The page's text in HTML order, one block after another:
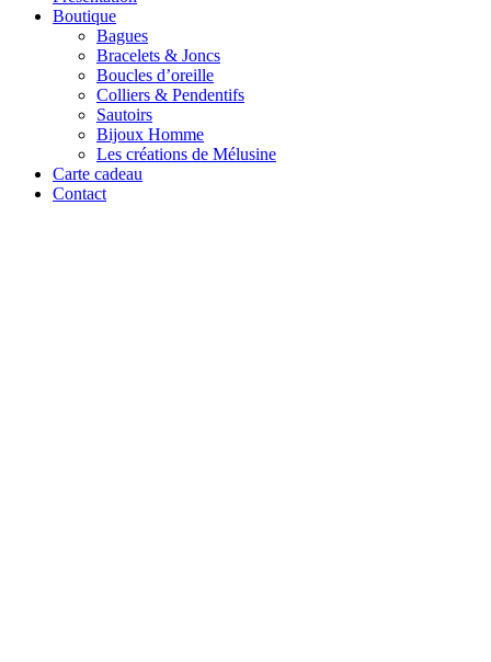
Boutique
Bagues
Bracelets & Joncs
Boucles d’oreille
Colliers & Pendentifs
Sautoirs
Bijoux Homme
Les créations de Mélusine
Carte cadeau
Contact